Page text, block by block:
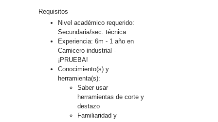
Requisitos
Nivel académico requerido:
Secundaria/sec. técnica
Experiencia: 6m - 1 año en
Carnicero industrial -
¡PRUEBA!
Conocimiento(s) y
herramienta(s):
Saber usar
herramientas de corte y
destazo
Familiaridad y